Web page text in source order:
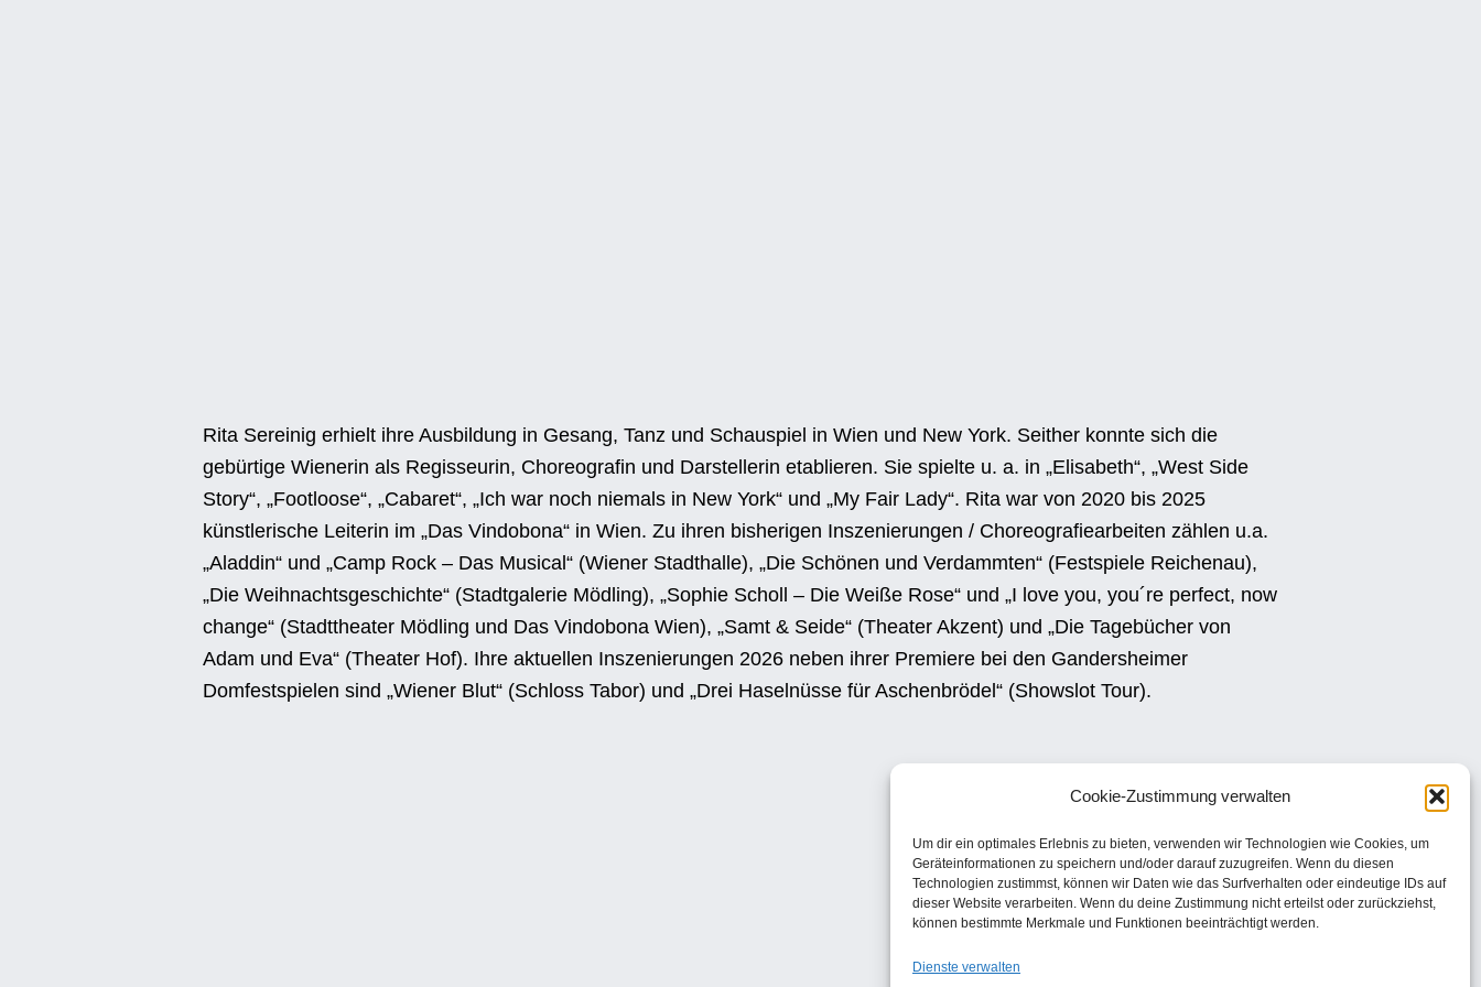
Cookie-Zustimmung verwalten
Um dir ein optimales Erlebnis zu bieten, verwenden wir Technologien wie Cookies, um
Geräteinformationen zu speichern und/oder darauf zuzugreifen. Wenn du diesen
Technologien zustimmst, können wir Daten wie das Surfverhalten oder eindeutige IDs auf
dieser Website verarbeiten. Wenn du deine Zustimmung nicht erteilst oder zurückziehst,
können bestimmte Merkmale und Funktionen beeinträchtigt werden.
Dienste verwalten
Rita Sereinig erhielt ihre Ausbildung in Gesang, Tanz und Schauspiel in Wien und New York. Seither konnte sich die
gebürtige Wienerin als Regisseurin, Choreografin und Darstellerin etablieren. Sie spielte u. a. in „Elisabeth“, „West Side
Story“, „Footloose“, „Cabaret“, „Ich war noch niemals in New York“ und „My Fair Lady“. Rita war von 2020 bis 2025
künstlerische Leiterin im „Das Vindobona“ in Wien. Zu ihren bisherigen Inszenierungen / Choreografiearbeiten zählen u.a.
„Aladdin“ und „Camp Rock – Das Musical“ (Wiener Stadthalle), „Die Schönen und Verdammten“ (Festspiele Reichenau),
„Die Weihnachtsgeschichte“ (Stadtgalerie Mödling), „Sophie Scholl – Die Weiße Rose“ und „I love you, you´re perfect, now
change“ (Stadttheater Mödling und Das Vindobona Wien), „Samt & Seide“ (Theater Akzent) und „Die Tagebücher von
Adam und Eva“ (Theater Hof). Ihre aktuellen Inszenierungen 2026 neben ihrer Premiere bei den Gandersheimer
Domfestspielen sind „Wiener Blut“ (Schloss Tabor) und „Drei Haselnüsse für Aschenbrödel“ (Showslot Tour).